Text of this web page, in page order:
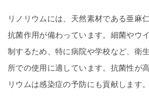
リノリウムには、天然素材である亜麻
抗菌作用が備わっています。細菌やウ
制するため、特に病院や学校など、衛
所での使用に適しています。抗菌性が
リウムは感染症の予防にも貢献します。